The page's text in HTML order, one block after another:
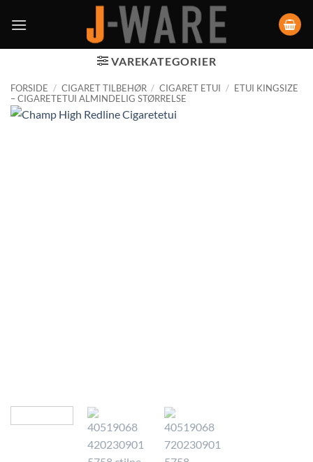
VAREKATEGORIER
FORSIDE / CIGARET TILBEHØR / CIGARET ETUI / ETUI KINGSIZE
– CIGARETETUI ALMINDELIG STØRRELSE